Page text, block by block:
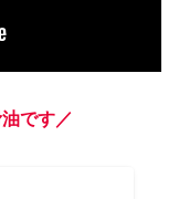
です／